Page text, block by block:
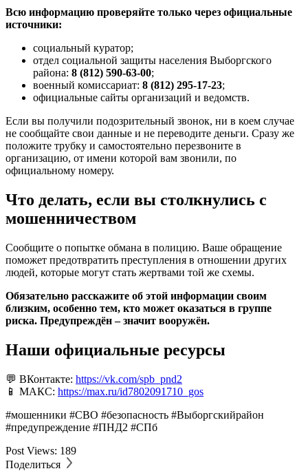
Всю информацию проверяйте только через официальные
источники:
социальный куратор;
отдел социальной защиты населения Выборгского
района: 8 (812) 590-63-00;
военный комиссариат: 8 (812) 295-17-23;
официальные сайты организаций и ведомств.
Если вы получили подозрительный звонок, ни в коем случае
не сообщайте свои данные и не переводите деньги. Сразу же
положите трубку и самостоятельно перезвоните в
организацию, от имени которой вам звонили, по
официальному номеру.
Что делать, если вы столкнулись с
мошенничеством
Сообщите о попытке обмана в полицию. Ваше обращение
поможет предотвратить преступления в отношении других
людей, которые могут стать жертвами той же схемы.
Обязательно расскажите об этой информации своим
близким, особенно тем, кто может оказаться в группе
риска. Предупреждён – значит вооружён.
Наши официальные ресурсы
💬 ВКонтакте: https://vk.com/spb_pnd2
📱 МАКС: https://max.ru/id7802091710_gos
#мошенники #СВО #безопасность #Выборгскийрайон
#предупреждение #ПНД2 #СПб
Post Views: 189
Поделиться